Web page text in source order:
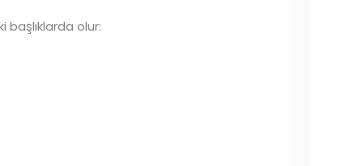
başlıklarda olur: